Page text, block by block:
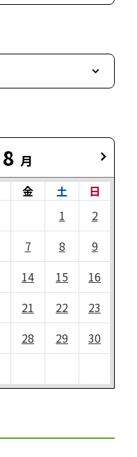
8 月
金 土
日
1
2
7 8
9
14 15
16
21 22
23
28 29
30